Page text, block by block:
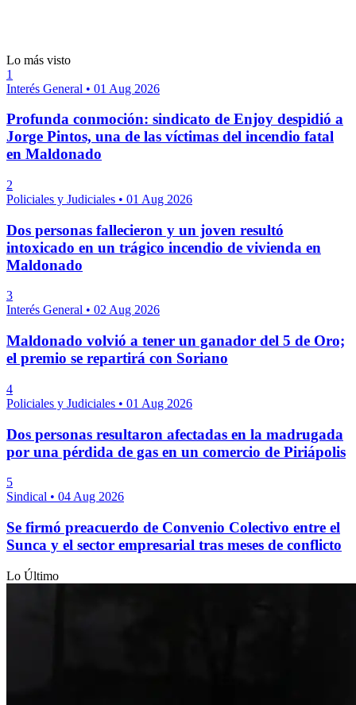
Lo más visto
1
Interés General • 01 Aug 2026
Profunda conmoción: sindicato de Enjoy despidió a
Jorge Pintos, una de las víctimas del incendio fatal
en Maldonado
2
Policiales y Judiciales • 01 Aug 2026
Dos personas fallecieron y un joven resultó
intoxicado en un trágico incendio de vivienda en
Maldonado
3
Interés General • 02 Aug 2026
Maldonado volvió a tener un ganador del 5 de Oro;
el premio se repartirá con Soriano
4
Policiales y Judiciales • 01 Aug 2026
Dos personas resultaron afectadas en la madrugada
por una pérdida de gas en un comercio de Piriápolis
5
Sindical • 04 Aug 2026
Se firmó preacuerdo de Convenio Colectivo entre el
Sunca y el sector empresarial tras meses de conflicto
Lo Último